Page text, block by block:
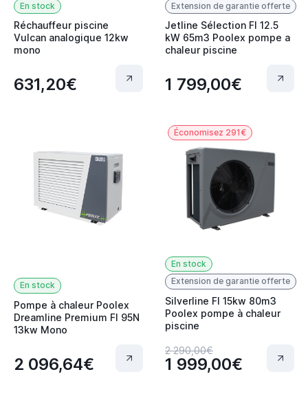
En stock
Réchauffeur piscine
Vulcan analogique 12kw
mono
631,20€
Extension de garantie offerte
Jetline Sélection FI 12.5
kW 65m3 Poolex pompe a
chaleur piscine
1 799,00€
En stock
Pompe à chaleur Poolex
Dreamline Premium FI 95N
13kw Mono
2 096,64€
Économisez 291€
En stock
Extension de garantie offerte
Silverline FI 15kw 80m3
Poolex pompe à chaleur
piscine
2 290,00€
1 999,00€